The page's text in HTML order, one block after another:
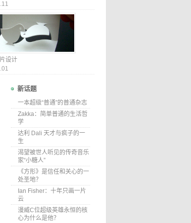
设计
新话题
一本超级“普通”的普通杂志
Zakka：简单普通的生活哲
学
达利 Dali 天才与疯子的一
生
渴望被世人听见的传奇音乐
家“小糖人”
《方形》是信任和关心的一
处圣地？
Ian Fisher：十年只画一片
云
漫威C位超级英雄永恒的核
心为什么是他？